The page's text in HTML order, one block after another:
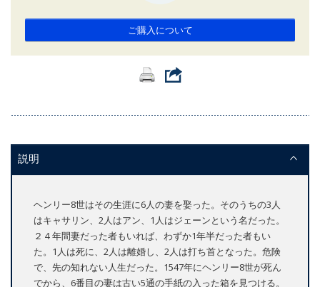
ご購入について
説明
ヘンリー8世はその生涯に6人の妻を娶った。そのうちの3人
はキャサリン、2人はアン、1人はジェーンという名だった。
２４年間妻だった者もいれば、わずか1年半だった者もい
た。1人は死に、2人は離婚し、2人は打ち首となった。危険
で、先の知れない人生だった。1547年にヘンリー8世が死ん
でから、6番目の妻は古い5通の手紙の入った箱を見つける。